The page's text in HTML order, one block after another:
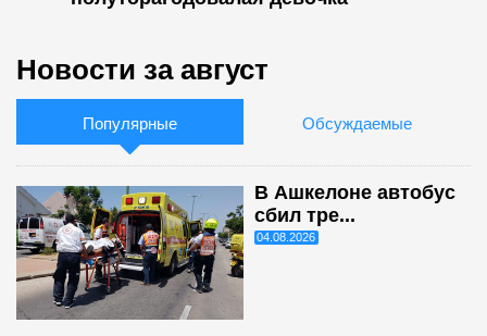
Новости за август
Популярные Обсуждаемые
В Ашкелоне автобус
сбил тре...
04.08.2026